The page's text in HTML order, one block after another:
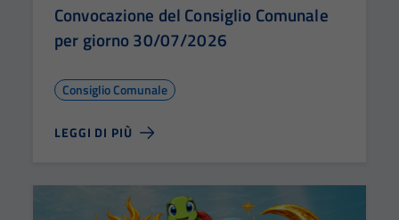
Convocazione del Consiglio Comunale
per giorno 30/07/2026
Consiglio Comunale
LEGGI DI PIÙ